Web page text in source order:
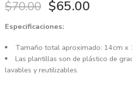
$70.00 $65.00
Especificaciones:
Tamaño total aproximado: 14cm x
Las plantillas son de plástico de
lavables y reutilizables.